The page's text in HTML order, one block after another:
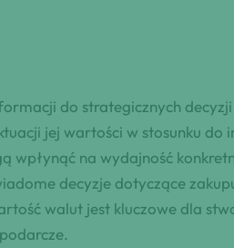
do strategicznych
jej wartości w stosunku
wpłynąć na wydajność
decyzje dotyczące
walut jest kluczowe dla